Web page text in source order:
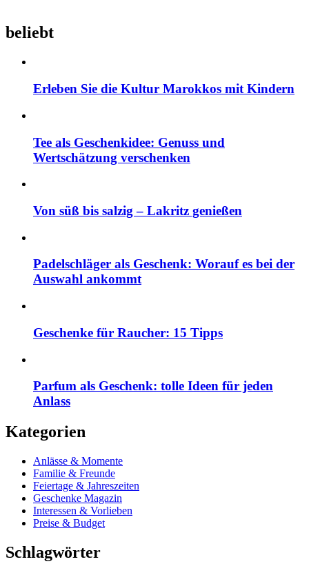
beliebt
Erleben Sie die Kultur Marokkos mit Kindern
Tee als Geschenkidee: Genuss und
Wertschätzung verschenken
Von süß bis salzig – Lakritz genießen
Padelschläger als Geschenk: Worauf es bei der
Auswahl ankommt
Geschenke für Raucher: 15 Tipps
Parfum als Geschenk: tolle Ideen für jeden
Anlass
Kategorien
Anlässe & Momente
Familie & Freunde
Feiertage & Jahreszeiten
Geschenke Magazin
Interessen & Vorlieben
Preise & Budget
Schlagwörter